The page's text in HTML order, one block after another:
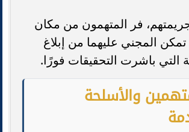
فر المتهمون من مكان
تمكن المجني عليهما من إبلاغ
التي باشرت التحقيقات فورًا.
والأسلحة